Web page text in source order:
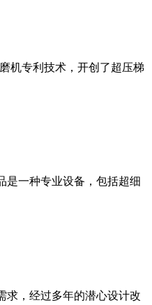
机专利技术，开创了超压梯
是一种专业设备，包括超细
求，经过多年的潜心设计改